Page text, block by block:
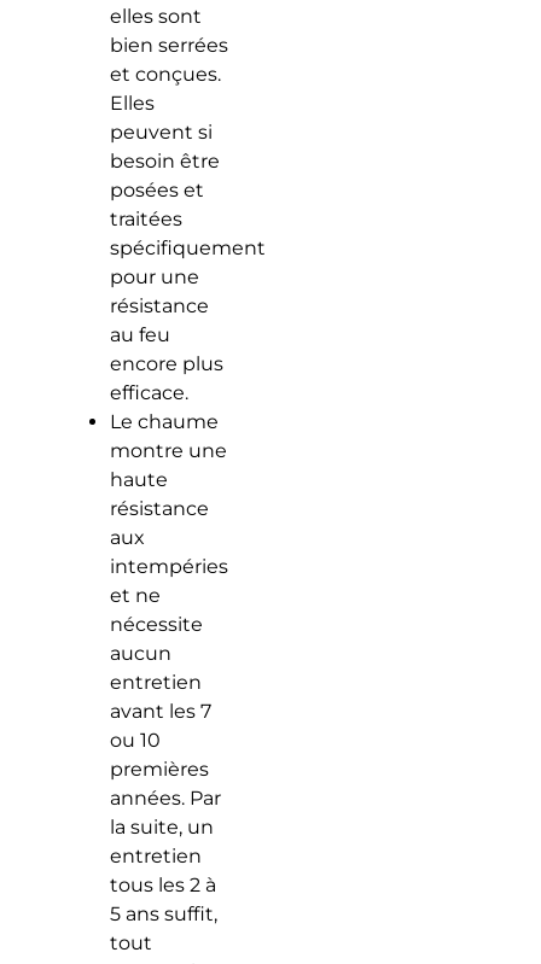
elles sont
bien serrées
et conçues.
Elles
peuvent si
besoin être
posées et
traitées
spécifiquement
pour une
résistance
au feu
encore plus
efficace.
Le chaume
montre une
haute
résistance
aux
intempéries
et ne
nécessite
aucun
entretien
avant les 7
ou 10
premières
années. Par
la suite, un
entretien
tous les 2 à
5 ans suffit,
tout